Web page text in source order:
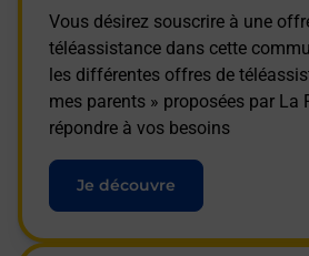
Vous désirez souscrire à une
téléassistance dans cette
les différentes offres de
mes parents » proposées par La
répondre à vos besoins
Je découvre